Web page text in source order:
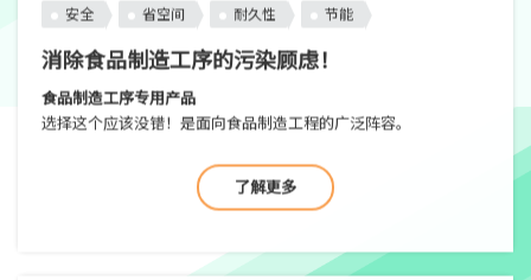
安全 省空间 耐久性 节能
消除食品制造工序的污染顾虑！
食品制造工序专用产品
选择这个应该没错！是面向食品制造工程的广泛阵容。
了解更多